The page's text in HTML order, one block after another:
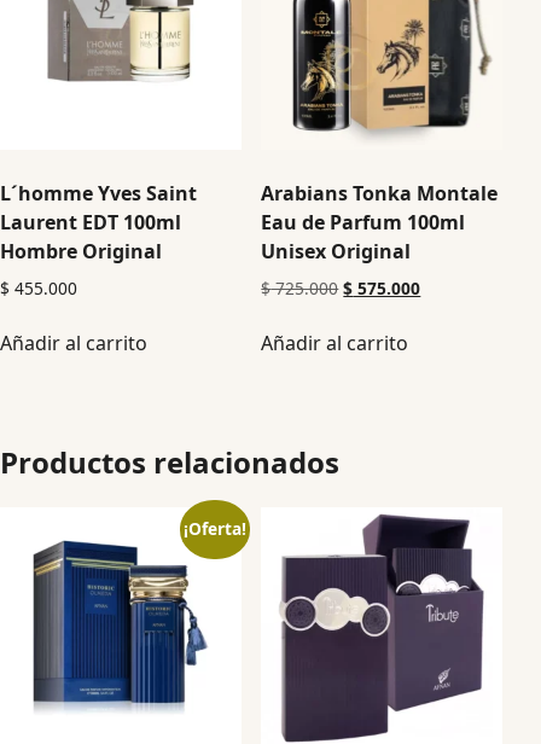
L´homme Yves Saint
Laurent EDT 100ml
Hombre Original
$ 455.000
Añadir al carrito
Arabians Tonka Montale
Eau de Parfum 100ml
Unisex Original
$725.000 $ 575.000
Añadir al carrito
Productos relacionados
¡Oferta!